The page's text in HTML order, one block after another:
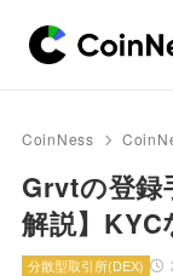
CoinNess
Grvtの登録
解説】
分散型取引所(DEX)